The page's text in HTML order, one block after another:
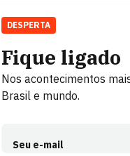
Fique ligado
Nos acontecimentos
Brasil e mundo.
Seu e-mail
DESPERTA